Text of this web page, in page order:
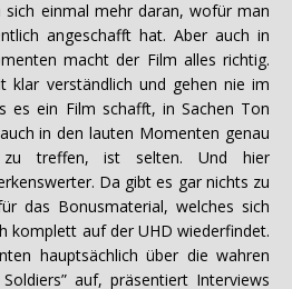
einmal mehr daran, wofür man
angeschafft hat. Aber auch in
macht der Film alles richtig.
klar verständlich und gehen nie im
es ein Film schafft, in Sachen Ton
in den lauten Momenten genau
zu treffen, ist selten. Und hier
Da gibt es gar nichts zu
das Bonusmaterial, welches sich
komplett auf der UHD wiederfindet.
hauptsächlich über die wahren
auf, präsentiert Interviews